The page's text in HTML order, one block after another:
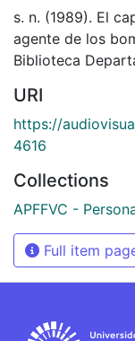
s. n. (1989). El
agente de los
Biblioteca
URI
https://
4616
Collections
APFFVC -
Full item